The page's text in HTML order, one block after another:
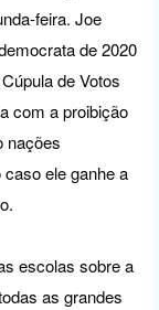
feira. Joe
de 2020
de Votos
com a proibição
nações
ele ganhe a
escolas sobre a
as grandes